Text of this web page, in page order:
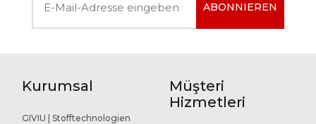
ABONNIEREN
Kurumsal
GIVIU | Stofftechnologien
Müşteri
Hizmetleri